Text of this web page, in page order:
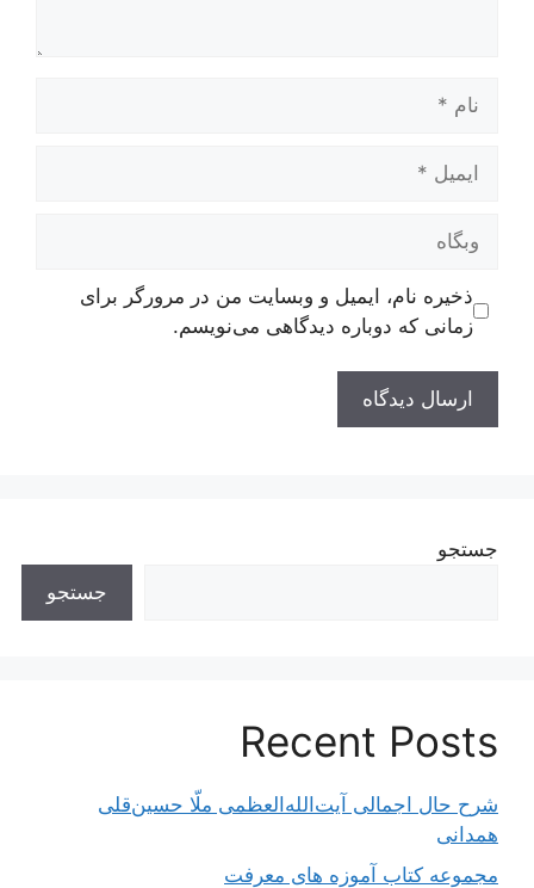
وبگاه
ذخیره نام، ایمیل و وبسایت من در مرورگر برای
زمانی که دوباره دیدگاهی می‌نویسم.
جستجو
جستجو
Recent Posts
شرح حال اجمالی آیت‌الله‌العظمی ملّا حسین‌قلی
همدانی
مجموعه کتاب آموزه های معرفت